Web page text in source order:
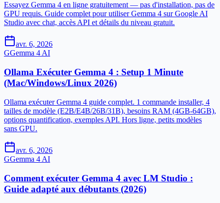
Essayez Gemma 4 en ligne gratuitement — pas d'installation, pas de
GPU requis. Guide complet pour utiliser Gemma 4 sur Google AI
Studio avec chat, accès API et détails du niveau gratuit.
avr. 6, 2026
GGemma 4 AI
Ollama Exécuter Gemma 4 : Setup 1 Minute
(Mac/Windows/Linux 2026)
Ollama exécuter Gemma 4 guide complet. 1 commande installer, 4
tailles de modèle (E2B/E4B/26B/31B), besoins RAM (4GB-64GB),
options quantification, exemples API. Hors ligne, petits modèles
sans GPU.
avr. 6, 2026
GGemma 4 AI
Comment exécuter Gemma 4 avec LM Studio :
Guide adapté aux débutants (2026)